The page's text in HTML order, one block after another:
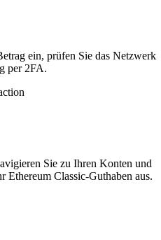
ein, prüfen Sie das Netzwerk
per 2FA.
Sie zu Ihren Konten und
Classic-Guthaben aus.